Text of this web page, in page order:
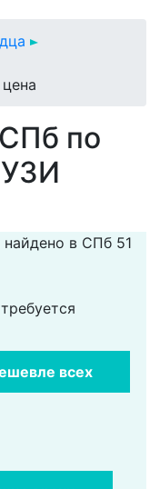
по
найдено в СПб 51
всех